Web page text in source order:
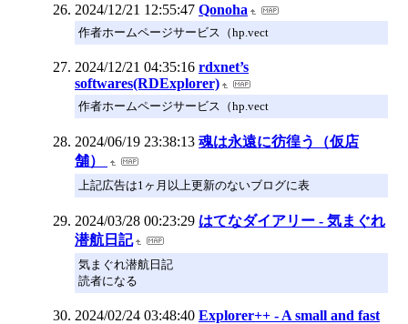
2024/12/21 12:55:47 Qonoha
作者ホームページサービス（hp.vect
2024/12/21 04:35:16 rdxnet’s
softwares(RDExplorer)
作者ホームページサービス（hp.vect
2024/06/19 23:38:13 魂は永遠に彷徨う（仮店
舗）
上記広告は1ヶ月以上更新のないブログに表
2024/03/28 00:23:29 はてなダイアリー - 気まぐれ
潜航日記
気まぐれ潜航日記
読者になる
2024/02/24 03:48:40 Explorer++ - A small and fast